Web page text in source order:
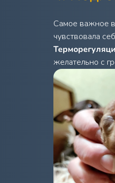
Самое важное
чувствовала
желательно с